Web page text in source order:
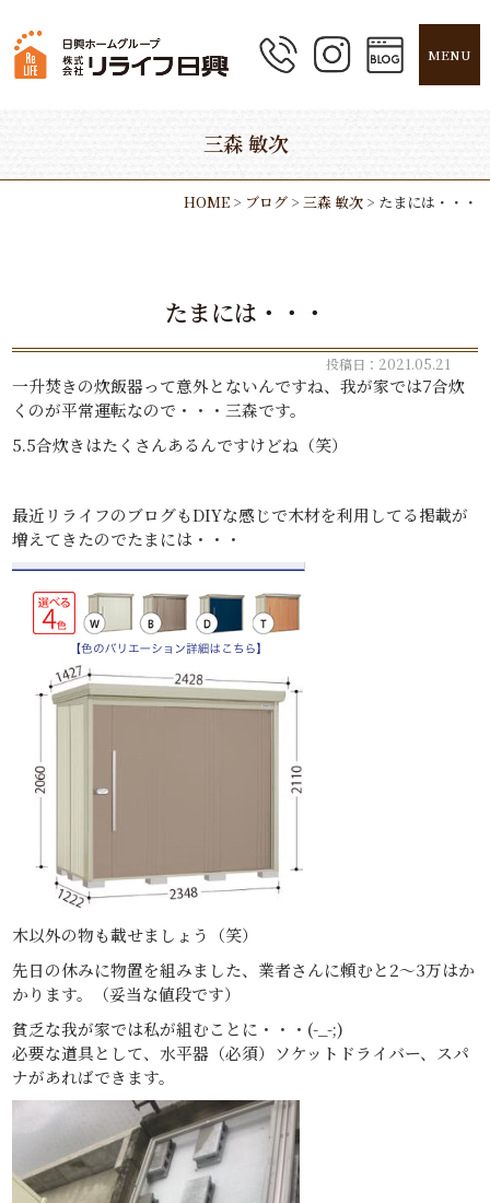
MENU
三森 敏次
HOME> ブログ> 三森 敏次> たまには・・・
たまには・・・
投稿日：2021.05.21
一升焚きの炊飯器って意外とないんですね、我が家では7合炊
くのが平常運転なので・・・三森です。
5.5合炊きはたくさんあるんですけどね（笑）
最近リライフのブログもDIYな感じで木材を利用してる掲載が
増えてきたのでたまには・・・
木以外の物も載せましょう（笑）
先日の休みに物置を組みました、業者さんに頼むと2～3万はか
かります。（妥当な値段です）
貧乏な我が家では私が組むことに・・・(-_-;)
必要な道具として、水平器（必須）ソケットドライバー、スパ
ナがあればできます。